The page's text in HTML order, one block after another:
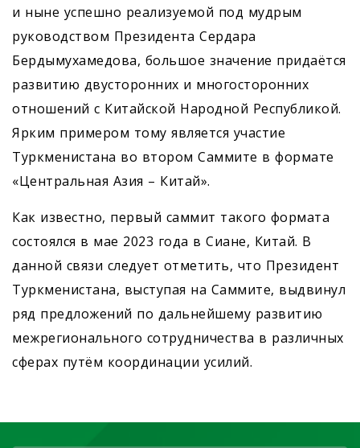
и ныне успешно реализуемой под мудрым
руководством Президента Сердара
Бердымухамедова, большое значение придаётся
развитию двусторонних и многосторонних
отношений с Китайской Народной Республикой.
Ярким примером тому является участие
Туркменистана во втором Саммите в формате
«Центральная Азия – Китай».
Как известно, первый саммит такого формата
состоялся в мае 2023 года в Сиане, Китай. В
данной связи следует отметить, что Президент
Туркменистана, выступая на Саммите, выдвинул
ряд предложений по дальнейшему развитию
межрегионального сотрудничества в различных
сферах путём координации усилий.